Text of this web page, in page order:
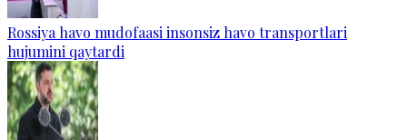
Rossiya havo mudofaasi insonsiz havo transportlari
hujumini qaytardi